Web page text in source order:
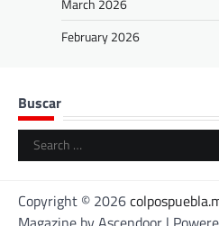
March 2026
February 2026
Buscar
Search
for:
Copyright © 2026